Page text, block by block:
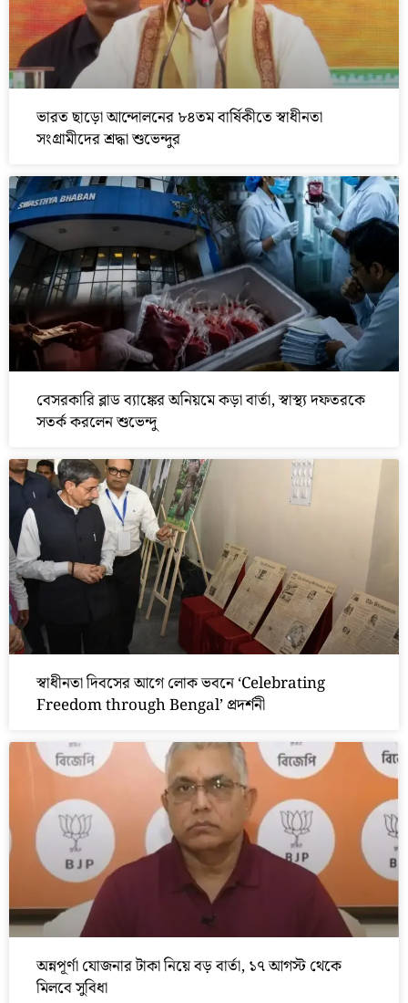
ভারত ছাড়ো আন্দোলনের ৮৪তম বার্ষিকীতে স্বাধীনতা
সংগ্রামীদের শ্রদ্ধা শুভেন্দুর
বেসরকারি ব্লাড ব্যাঙ্কের অনিয়মে কড়া বার্তা, স্বাস্থ্য দফতরকে
সতর্ক করলেন শুভেন্দু
স্বাধীনতা দিবসের আগে লোক ভবনে ‘Celebrating
Freedom through Bengal’ প্রদর্শনী
অন্নপূর্ণা যোজনার টাকা নিয়ে বড় বার্তা, ১৭ আগস্ট থেকে
মিলবে সুবিধা